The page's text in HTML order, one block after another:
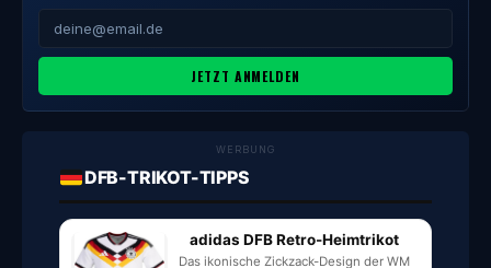
JETZT ANMELDEN
WERBUNG
DFB-TRIKOT-TIPPS
adidas DFB Retro-Heimtrikot
Das ikonische Zickzack-Design der WM